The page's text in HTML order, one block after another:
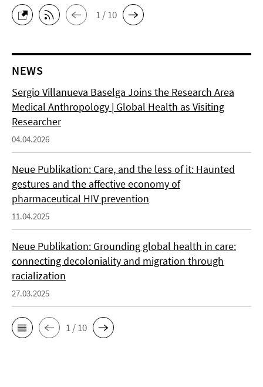
1 / 10
NEWS
Sergio Villanueva Baselga Joins the Research Area
Medical Anthropology | Global Health as Visiting
Researcher
04.04.2026
Neue Publikation: Care, and the less of it: Haunted
gestures and the affective economy of
pharmaceutical HIV prevention
11.04.2025
Neue Publikation: Grounding global health in care:
connecting decoloniality and migration through
racialization
27.03.2025
1 / 10